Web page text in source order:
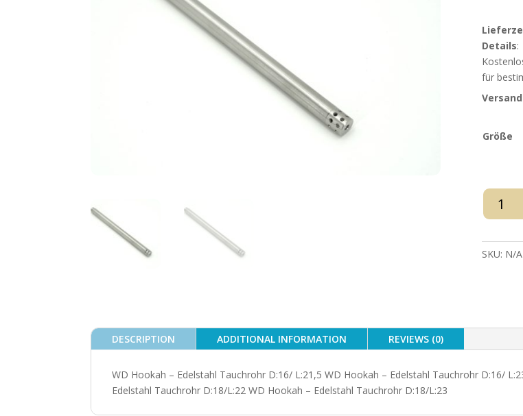
Details:
für
Größe
WD
Hookah
Edelstahl
SKU: N/A
DESCRIPTION ADDITIONAL INFORMATION REVIEWS (0)
WD Hookah – Edelstahl Tauchrohr D:16/ L:21,5 WD Hookah – Edelstahl Tauchrohr D:16/
Edelstahl Tauchrohr D:18/L:22 WD Hookah – Edelstahl Tauchrohr D:18/L:23